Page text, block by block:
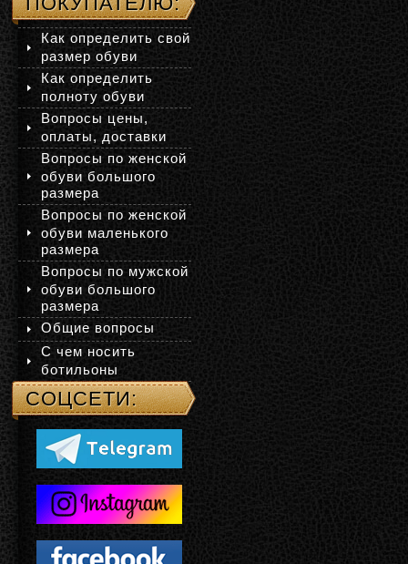
Как определить свой
размер обуви
Как определить
полноту обуви
Вопросы цены,
оплаты, доставки
Вопросы по женской
обуви большого
размера
Вопросы по женской
обуви маленького
размера
Вопросы по мужской
обуви большого
размера
Общие вопросы
С чем носить
ботильоны
СОЦСЕТИ: